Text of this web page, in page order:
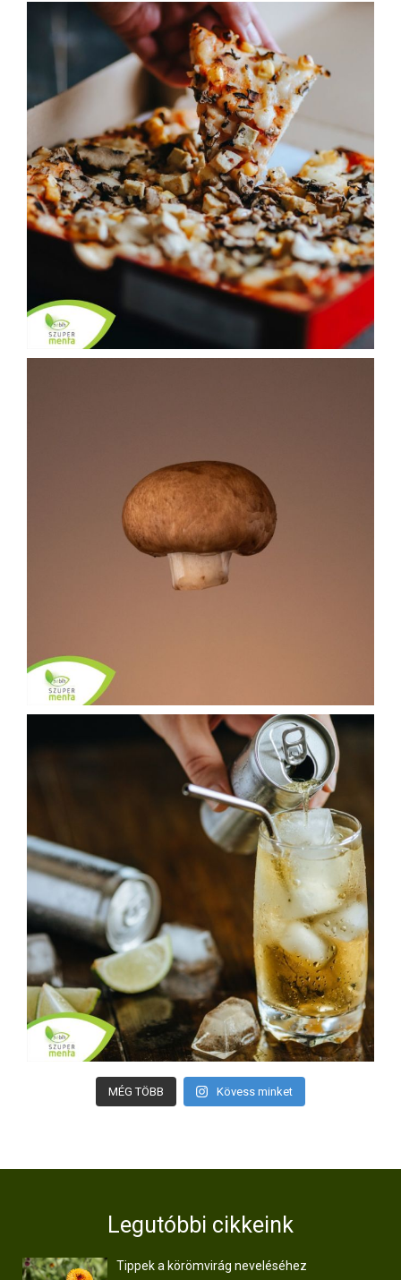
MÉG TÖBB Kövess minket
Legutóbbi cikkeink
Tippek a körömvirág neveléséhez